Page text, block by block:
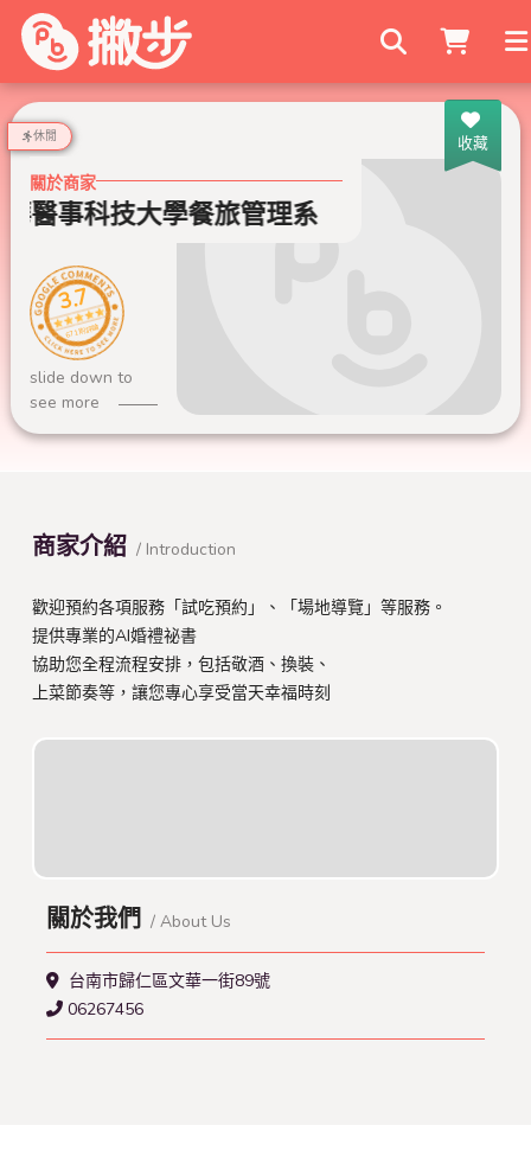
搜尋商家
收藏
休閒
關於商家
醫事科技大學餐旅管理系
3.7
671 則評論
slide down to
see more
商家介紹 / Introduction
歡迎預約各項服務「試吃預約」、「場地導覽」等服務。
提供專業的AI婚禮祕書
協助您全程流程安排，包括敬酒、換裝、
上菜節奏等，讓您專心享受當天幸福時刻
關於我們 / About Us
台南市歸仁區文華一街89號
06267456